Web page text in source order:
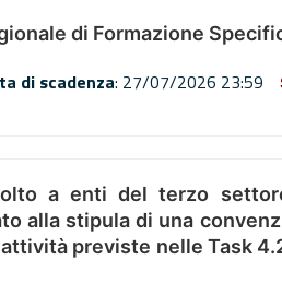
di Formazione
di scadenza: 27/07/2026 23:59
a enti del terzo
alla stipula di una
previste nelle Task